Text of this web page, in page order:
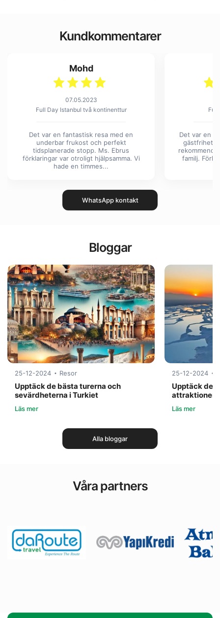
Kundkommentarer
Mohd
07.05.2023
Full Day Istanbul två kontinenttur
Det var en fantastisk resa med en
underbar frukost och perfekt
tidsplanerade stopp. Ms. Ebrus
förklaringar var otroligt hjälpsamma. Vi
hade en timmes...
Full
Det var en
gästfrihet.
familj.
WhatsApp kontakt
Bloggar
25-12-2024 Resor
Upptäck de bästa turerna och
sevärdheterna i Turkiet
Läs mer
25-12-2024
Upptäck de
Läs mer
Alla bloggar
Våra partners